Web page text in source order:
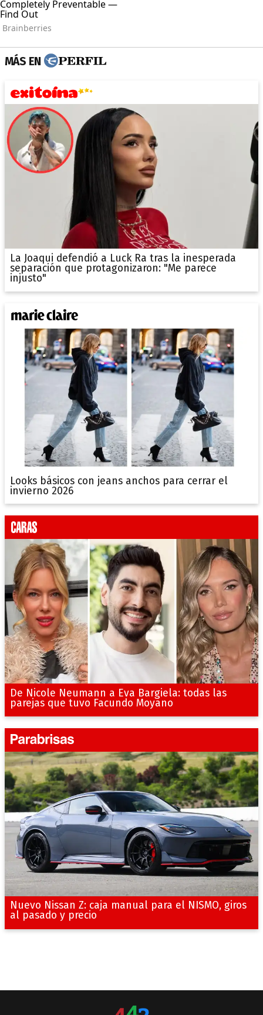
MÁS EN
La Joaqui defendió a Luck Ra tras la inesperada
separación que protagonizaron: "Me parece
injusto"
Looks básicos con jeans anchos para cerrar el
invierno 2026
De Nicole Neumann a Eva Bargiela: todas las
parejas que tuvo Facundo Moyano
Nuevo Nissan Z: caja manual para el NISMO, giros
al pasado y precio